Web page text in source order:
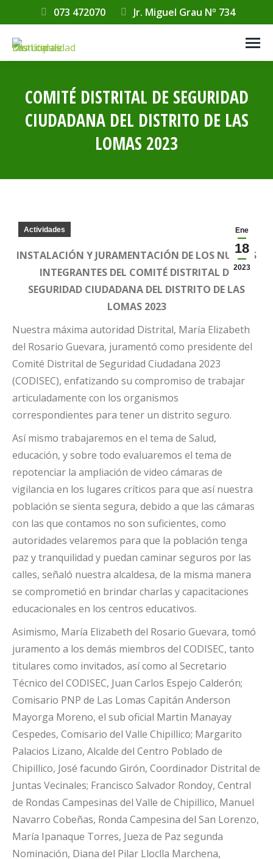
073 472070 Jr. Miguel Grau Nº 734
COMITÉ DISTRITAL DE SEGURIDAD
CIUDADANA DEL DISTRITO DE LAS
LOMAS 2023
Ene
18
2023
Actividades
INSTALACIÓN Y JURAMENTACIÓN DE LOS NUEVOS
INTEGRANTES DEL COMITÉ DISTRITAL DE
SEGURIDAD CIUDADANA DEL DISTRITO DE LAS
LOMAS 2023
Nuestra máxima autoridad Distrital, María Elizabeth
del Rosario Guevara, juramentó como presidente del
Comité Distrital de Seguridad Ciudadana 2023
(CODISEC), enfatizando su compromiso de trabajar
articuladamente con los organismos
correspondientes para tener un distrito seguro.
Así mismo trabajaremos en el tema de Salud,
educación, y sobre todo evaluaremos el tema de
repotenciar la ampliación de video cámaras de
vigilancia en los lugares críticos para que así nuestra
población se sienta segura, debido a que las cámaras
con las que contamos no son suficientes, como
autoridades velaremos para que la población tenga
paz y tranquilidad y puedan caminar seguros por las
calles, señaló nuestra alcaldesa, de la misma manera
se comprometió en brindar charlas y capacitaciones
educacionales en los centros educativos.
Asimismo, María Elizabeth del Rosario Guevara, tomó
juramento a los demás miembros del CODISEC, tanto
titulares como invitados, así como al Secretario
Técnico del CODISEC, Juan Carlos Espejo Calderón;
Comisario PNP de Las Lomas Capitán Anderson
Mayorga Moreno, el sub oficial Martin Manayay
Cespedes, Comisario del Valle Chipillico; Margarito
Palacios Lizano, Alcalde del Centro Poblado de
Chipillico, José facundo Girón, Coordinador Distrital de
Juntas Vecinales; Francisco Salvador Rondoy, Central
de Rondas Campesinas del Valle de Chipillico, Manuel
Navarro Cobeñas, Ronda Campesina del San Lorenzo,
María Ipanaque Torres, Jueza de Paz segunda
Nominación, Diana del Pilar Lloclla Marchena,